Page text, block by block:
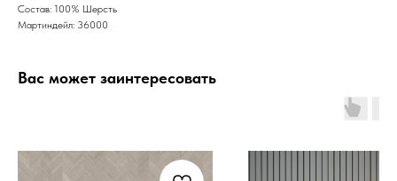
Состав: 100% Шерсть
Мартиндейл: 36000
Вас может заинтересовать